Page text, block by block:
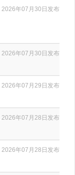
2026年07月30日发布
2026年07月30日发布
2026年07月29日发布
2026年07月28日发布
2026年07月28日发布